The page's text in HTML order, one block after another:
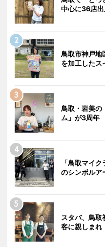
中心に36店
鳥取市神戸
を加工したス
鳥取・岩美の
ム」が3周年
「鳥取マイ
のシンボルア
スタバ、鳥
客に親しまれ